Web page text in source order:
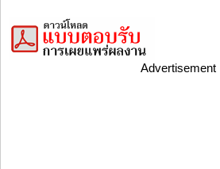
Advertisement